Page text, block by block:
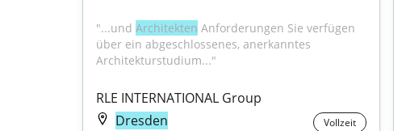
"...und Architekten Anforderungen Sie verfügen
über ein abgeschlossenes, anerkanntes
Architekturstudium..."
RLE INTERNATIONAL Group
Dresden
Vollzeit